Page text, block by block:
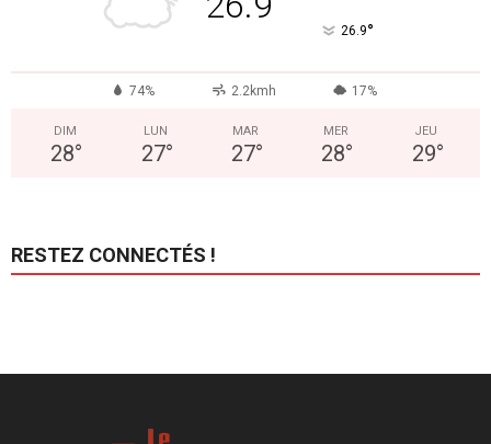
26.9°
74% 2.2kmh 17%
DIM
28°
LUN
27°
MAR
27°
MER
28°
JEU
29°
RESTEZ CONNECTÉS !